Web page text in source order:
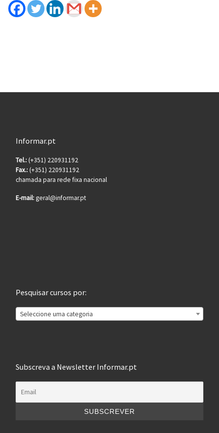
Informar.pt
Tel.:(+351) 220931192
Fax.:(+351) 220931192
chamada para rede fixa nacional
E-mail:geral@informar.pt
Pesquisar cursos por:
Seleccione uma categoria
Subscreva a Newsletter Informar.pt